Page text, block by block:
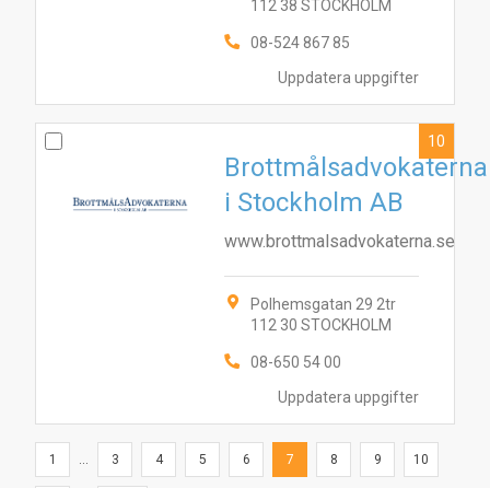
Uppdatera uppgifter
112 38 STOCKHOLM
08-524 867 85
Uppdatera uppgifter
Brottmålsadvokaterna
i Stockholm AB
www.brottmalsadvokaterna.se
Polhemsgatan 29 2tr
112 30 STOCKHOLM
08-650 54 00
10
1 ... 3 4 5 6 7 8 9 10